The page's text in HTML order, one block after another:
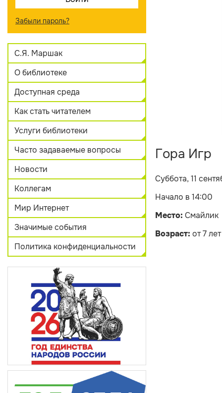
Забыли пароль?
С.Я. Маршак
О библиотеке
Доступная среда
Как стать читателем
Услуги библиотеки
Часто задаваемые вопросы
Новости
Коллегам
Мир Интернет
Значимые события
Политика конфиденциальности
Гора Игр
Суббота, 11
Начало в 14:00
Место: Смайлик
Возраст: от 7 лет